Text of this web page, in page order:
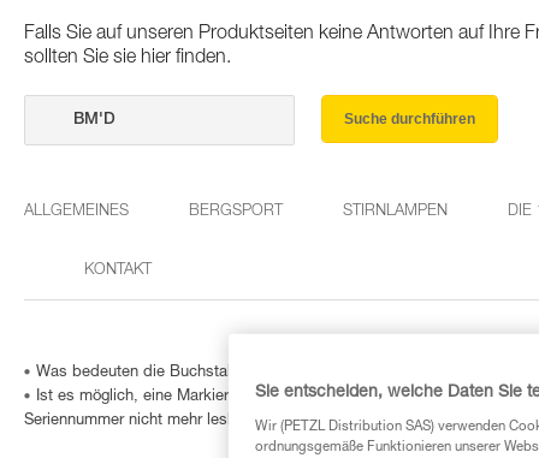
Falls Sie auf unseren Produktseiten keine Antworten auf Ihre
sollten Sie sie hier finden.
Suche durchführen
ALLGEMEINES BERGSPORT STIRNLAMPEN DIE
KONTAKT
Was bedeuten die Buchstaben Pat auf den Verbindungselementen?
Ist es möglich, eine Markierung in ein Verbindungselement
Seriennummer nicht mehr lesbar ist?
Sie entscheiden, welche Daten Sie
Wir (PETZL Distribution SAS) verwenden
ordnungsgemäße Funktionieren unserer